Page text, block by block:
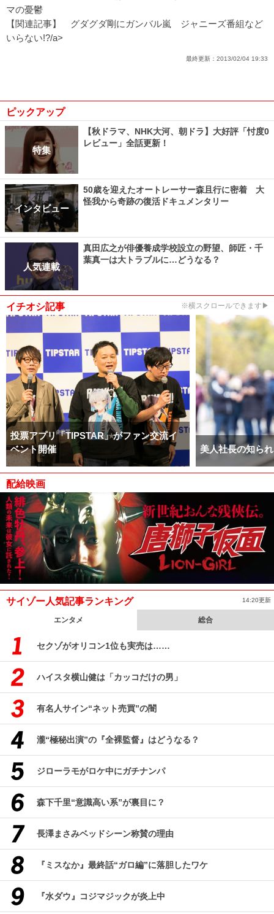
マの憂鬱
【関連記事】 グダグダ剛にガンバル嵐 ジャニーズ番組など
いらない!?/a>
最終更新： 2013/02/04 19:33
ピックアップ
特集
【秋ドラマ、NHK大河、朝ドラ】大好評「忖度0
レビュー」全話更新！
インタビュー
50歳を迎えたオートレーサー森且行に密着 大
怪我から奇跡の復活ドキュメンタリー
人気連載
真田広之が俳優養成学校設立の野望、師匠・千
葉真一は大トラブルに…どうなる？
イチオシ記事 ※横スクロールできます▶
投票アプリ「TIPSTAR」がファン交流イ
ベント開催
美人社長の知ら
配給映画
サイゾー人気記事ランキング 14:20更新
エンタメ 総合
セクゾがオリコン1位も実売は……
ハイスタ横山健は「カッコだけの男」
有名人サイン“ネット売買”の闇
瀧“極秘出演”の『全裸監督』はどうなる？
ジローラモがロケ中にガチナンパ
森下千里“意識高い系”が裏目に？
長澤まさみベッドシーン称賛の理由
『ミスなか』最終話“ガロ編”に落胆したワケ
『水ダウ』コジマジックが炎上中